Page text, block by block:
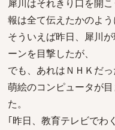
犀川はそれきり口を開
報は全て伝えたかのよう
そういえば昨日、犀川
ーンを目撃したが、
でも、あれはＮＨＫだっ
萌絵のコンピュータが
た。
｢昨日、教育テレビでわ